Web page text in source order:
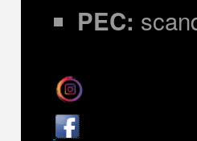
PEC: